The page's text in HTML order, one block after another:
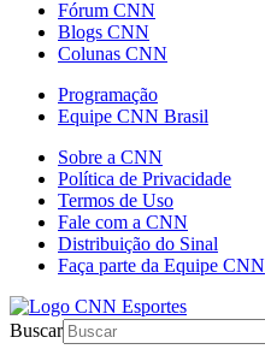
Fórum CNN
Blogs CNN
Colunas CNN
Programação
Equipe CNN Brasil
Sobre a CNN
Política de Privacidade
Termos de Uso
Fale com a CNN
Distribuição do Sinal
Faça parte da Equipe CNN
Buscar